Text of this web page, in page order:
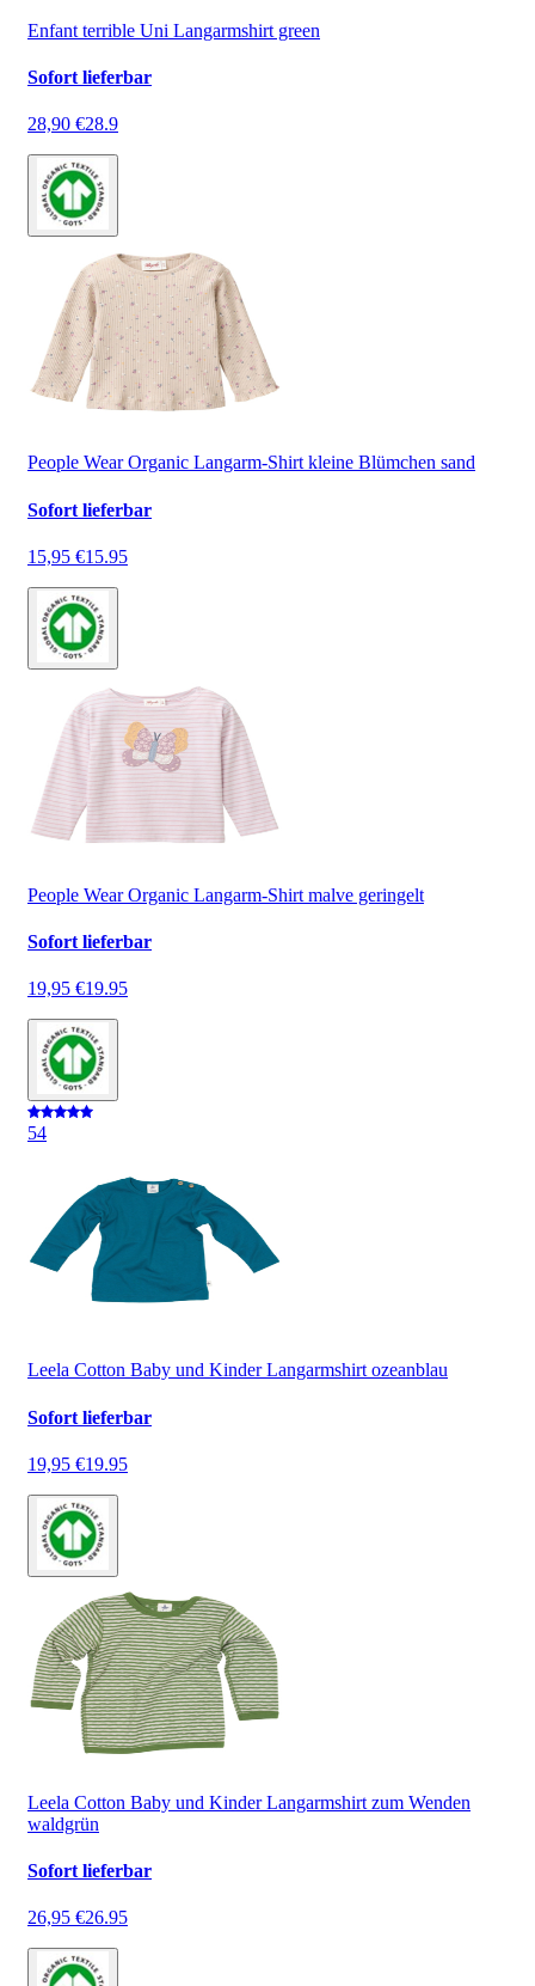
Enfant terrible Uni Langarmshirt green
Sofort lieferbar
28,90 €28.9
People Wear Organic Langarm-Shirt kleine Blümchen sand
Sofort lieferbar
15,95 €15.95
People Wear Organic Langarm-Shirt malve geringelt
Sofort lieferbar
19,95 €19.95
54
Leela Cotton Baby und Kinder Langarmshirt ozeanblau
Sofort lieferbar
19,95 €19.95
Leela Cotton Baby und Kinder Langarmshirt zum Wenden
waldgrün
Sofort lieferbar
26,95 €26.95